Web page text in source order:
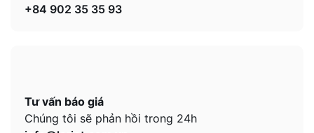
+84 902 35 35 93
Tư vấn báo giá
Chúng tôi sẽ phản hồi trong 24h